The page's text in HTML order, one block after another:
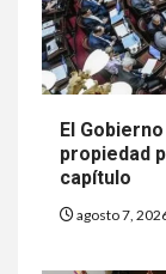
El
propiedad
capítulo
agosto 7,